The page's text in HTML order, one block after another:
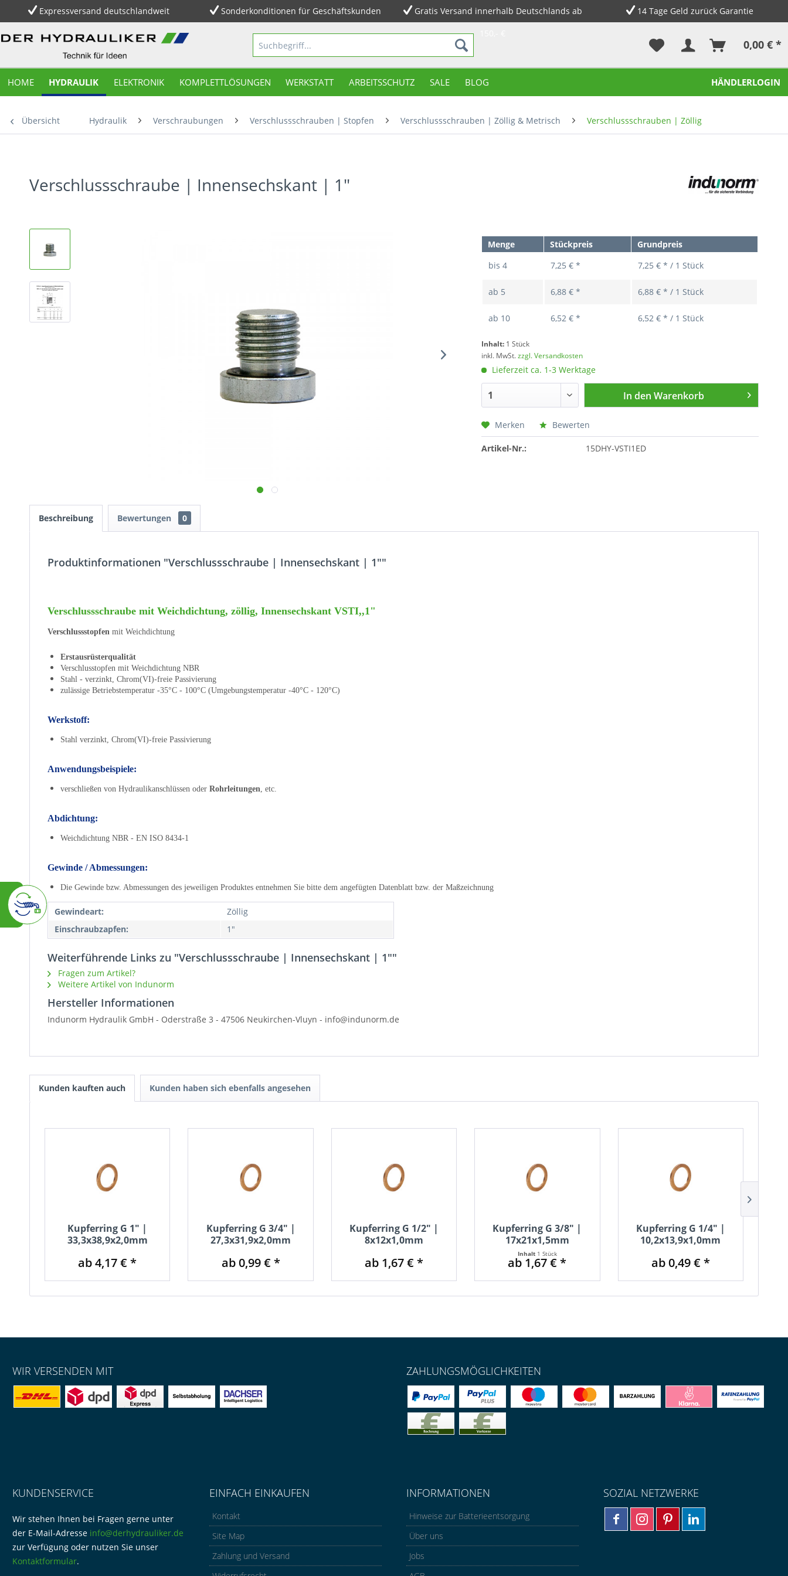
Expressversand deutschlandweit Sonderkonditionen für Geschäftskunden
Gratis Versand innerhalb Deutschlands ab
14 Tage Geld zurück Garantie
0,00 € *
HOME HYDRAULIK ELEKTRONIK KOMPLETTLÖSUNGEN WERKSTATT ARBEITSSCHUTZ SALE BLOG HÄNDLERLOGIN
Übersicht Hydraulik Verschraubungen Verschlussschrauben | Stopfen Verschlussschrauben | Zöllig & Metrisch Verschlussschrauben | Zöllig
Verschlussschraube | Innensechskant | 1"
Menge Stückpreis
Grundpreis
bis4 7,25 € * 7,25 € * / 1 Stück
ab 5 6,88 € * 6,88 € * / 1 Stück
ab 10 6,52 € * 6,52 € * / 1 Stück
Inhalt: 1 Stück
inkl. MwSt.zzgl. Versandkosten
Lieferzeit ca. 1-3 Werktage
In den Warenkorb
Merken Bewerten
Artikel-Nr.: 15DHY-VSTI1ED
Beschreibung Bewertungen 0
Produktinformationen "Verschlussschraube | Innensechskant | 1""
Verschlussschraube mit Weichdichtung, zöllig, Innensechskant VSTI,,1"
Verschlussstopfen mit Weichdichtung
Erstausrüsterqualität
Verschlusstopfen mit Weichdichtung NBR
Stahl - verzinkt, Chrom(VI)-freie Passivierung
zulässige Betriebstemperatur -35°C - 100°C (Umgebungstemperatur -40°C - 120°C)
Werkstoff:
Stahl verzinkt, Chrom(VI)-freie Passivierung
Anwendungsbeispiele:
verschließen von Hydraulikanschlüssen oder Rohrleitungen, etc.
Abdichtung:
Weichdichtung NBR - EN ISO 8434-1
Gewinde / Abmessungen:
Die Gewinde bzw. Abmessungen des jeweiligen Produktes entnehmen Sie bitte dem angefügten Datenblatt bzw. der Maßzeichnung
Gewindeart:
Zöllig
Einschraubzapfen:
1"
Weiterführende Links zu "Verschlussschraube | Innensechskant | 1""
Fragen zum Artikel?
Weitere Artikel von Indunorm
Hersteller Informationen
Indunorm Hydraulik GmbH - Oderstraße 3 - 47506 Neukirchen-Vluyn - info@indunorm.de
Kunden kauften auch Kunden haben sich ebenfalls angesehen
Kupferring G 1" |
33,3x38,9x2,0mm
ab 4,17 € *
Kupferring G 3/4" |
27,3x31,9x2,0mm
ab 0,99 € *
Kupferring G 1/2" |
8x12x1,0mm
ab 1,67 € *
Kupferring G 3/8" |
17x21x1,5mm
Inhalt 1 Stück
ab 1,67 € *
Kupferring G 1/4" |
10,2x13,9x1,0mm
ab 0,49 € *
WIR VERSENDEN MIT ZAHLUNGSMÖGLICHKEITEN
KUNDENSERVICE
Wir stehen Ihnen bei Fragen gerne unter
der E-Mail-Adresse info@derhydrauliker.de
zur Verfügung oder nutzen Sie unser
Kontaktformular.
EINFACH EINKAUFEN
Kontakt
Site Map
Zahlung und Versand
INFORMATIONEN
Hinweise zur Batterieentsorgung
Über uns
Jobs
SOZIAL NETZWERKE